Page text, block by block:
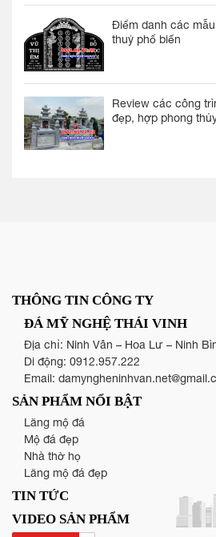
Điểm danh các
thuỷ phổ biến
Review các công
đẹp, hợp phong
THÔNG TIN CÔNG TY
ĐÁ MỸ NGHỆ THÁI VINH
Địa chỉ: Ninh Vân – Hoa Lư – Ninh
Di động: 0912.957.222
Email:
SẢN PHẨM NỔI BẬT
Lăng mộ đá
Mộ đá đẹp
Nhà thờ họ
Lăng mộ đá đẹp
TIN TỨC
VIDEO SẢN PHẨM